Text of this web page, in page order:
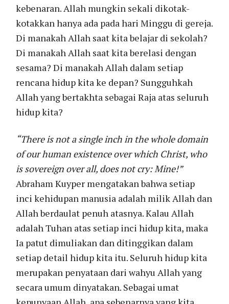
kebenaran. Allah mungkin sekali dikotak-
kotakkan hanya ada pada hari Minggu di gereja.
Di manakah Allah saat kita belajar di sekolah?
Di manakah Allah saat kita berelasi dengan
sesama? Di manakah Allah dalam setiap
rencana hidup kita ke depan? Sungguhkah
Allah yang bertakhta sebagai Raja atas seluruh
hidup kita?
“There is not a single inch in the whole domain
of our human existence over which Christ, who
is sovereign over all, does not cry: Mine!”
Abraham Kuyper mengatakan bahwa setiap
inci kehidupan manusia adalah milik Allah dan
Allah berdaulat penuh atasnya. Kalau Allah
adalah Tuhan atas setiap inci hidup kita, maka
Ia patut dimuliakan dan ditinggikan dalam
setiap detail hidup kita itu. Seluruh hidup kita
merupakan penyataan dari wahyu Allah yang
secara umum dinyatakan. Sebagai umat